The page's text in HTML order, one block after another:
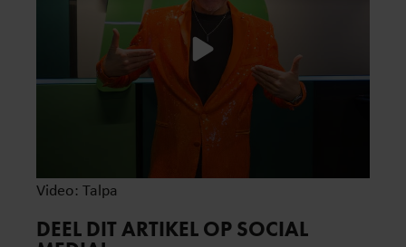
Video: Talpa
DEEL DIT ARTIKEL OP SOCIAL